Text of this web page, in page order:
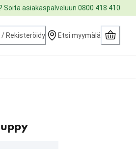
Soita asiakaspalveluun 0800 418 410
/ Rekisteröidy Etsi myymälä